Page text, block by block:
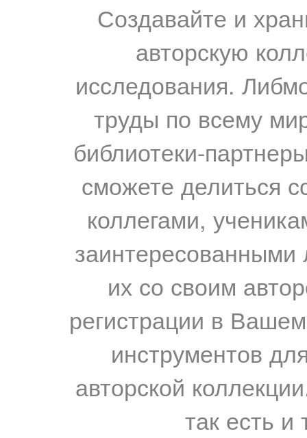
Создавайте и
авторскую
исследования.
труды по всему
библиотеки-
сможете делиться
коллегами,
их со своим
регистрации в
инструментов
авторской
так есть и